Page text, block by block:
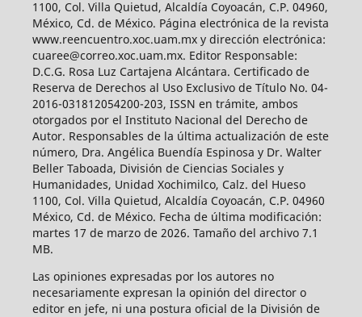
1100, Col. Villa Quietud, Alcaldía Coyoacán, C.P. 04960,
México, Cd. de México. Página electrónica de la revista
www.reencuentro.xoc.uam.mx y dirección electrónica:
cuaree@correo.xoc.uam.mx. Editor Responsable:
D.C.G. Rosa Luz Cartajena Alcántara. Certificado de
Reserva de Derechos al Uso Exclusivo de Título No. 04-
2016-031812054200-203, ISSN en trámite, ambos
otorgados por el Instituto Nacional del Derecho de
Autor. Responsables de la última actualización de este
número, Dra. Angélica Buendía Espinosa y Dr. Walter
Beller Taboada, División de Ciencias Sociales y
Humanidades, Unidad Xochimilco, Calz. del Hueso
1100, Col. Villa Quietud, Alcaldía Coyoacán, C.P. 04960
México, Cd. de México. Fecha de última modificación:
martes 17 de marzo de 2026. Tamaño del archivo 7.1
MB.
Las opiniones expresadas por los autores no
necesariamente expresan la opinión del director o
editor en jefe, ni una postura oficial de la División de